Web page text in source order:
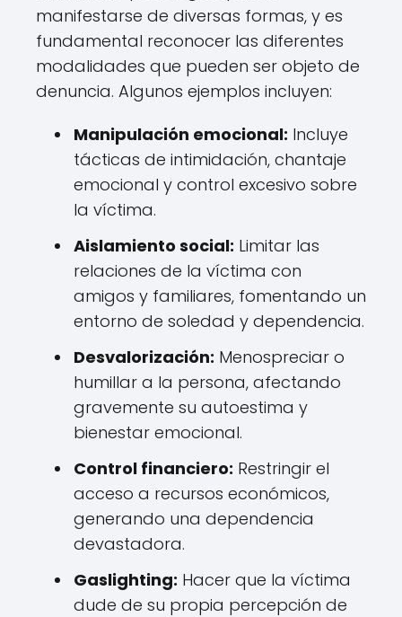
manifestarse de diversas formas, y es
fundamental reconocer las diferentes
modalidades que pueden ser objeto de
denuncia. Algunos ejemplos incluyen:
Manipulación emocional: Incluye
tácticas de intimidación, chantaje
emocional y control excesivo sobre
la víctima.
Aislamiento social: Limitar las
relaciones de la víctima con
amigos y familiares, fomentando un
entorno de soledad y dependencia.
Desvalorización: Menospreciar o
humillar a la persona, afectando
gravemente su autoestima y
bienestar emocional.
Control financiero: Restringir el
acceso a recursos económicos,
generando una dependencia
devastadora.
Gaslighting: Hacer que la víctima
dude de su propia percepción de